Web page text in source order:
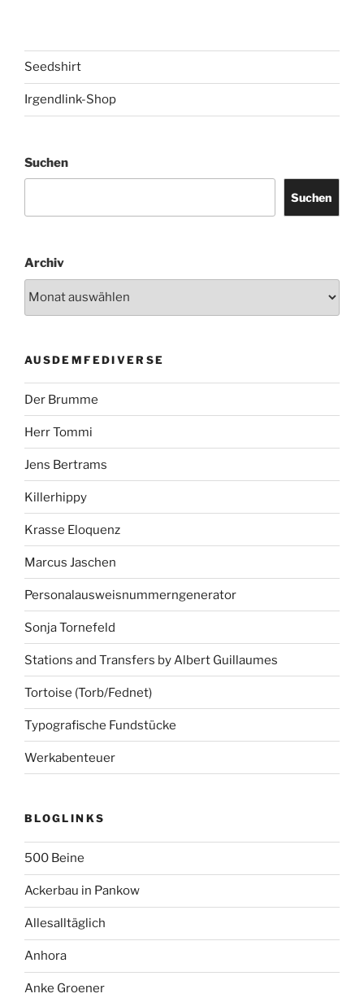
Seedshirt
Irgendlink-Shop
Suchen
Suchen
Archiv
AUSDEMFEDIVERSE
Der Brumme
Herr Tommi
Jens Bertrams
Killerhippy
Krasse Eloquenz
Marcus Jaschen
Personalausweisnummerngenerator
Sonja Tornefeld
Stations and Transfers by Albert Guillaumes
Tortoise (Torb/Fednet)
Typografische Fundstücke
Werkabenteuer
BLOGLINKS
500 Beine
Ackerbau in Pankow
Allesalltäglich
Anhora
Anke Groener